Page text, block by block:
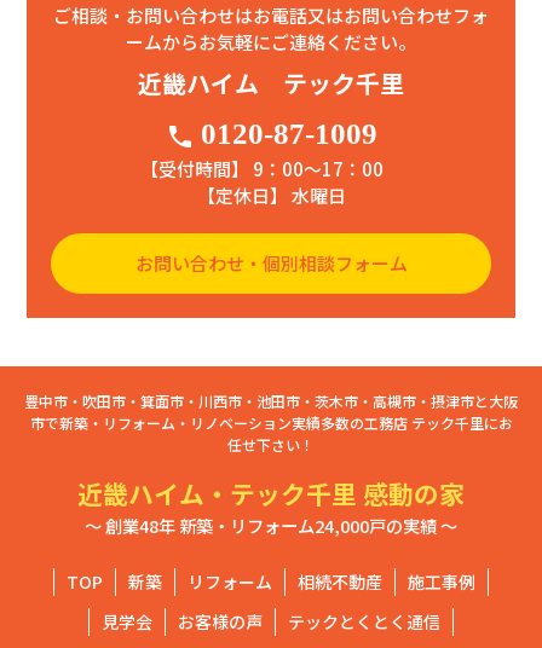
ご相談・お問い合わせはお電話又はお問い合わせフォ
ームからお気軽にご連絡ください。
近畿ハイム テック千里
phone 0120-87-1009
【受付時間】 9：00〜17：00
【定休日】 水曜日
お問い合わせ・個別相談フォーム
豊中市・吹田市・箕面市・川西市・池田市・茨木市・高槻市・摂津市と大阪
市で新築・リフォーム・リノベーション実績多数の工務店 テック千里にお
任せ下さい！
近畿ハイム・テック千里 感動の家
～ 創業48年 新築・リフォーム24,000戸の実績 ～
TOP 新築 リフォーム 相続不動産
施工事例
見学会
お客様の声 テックとくとく通信